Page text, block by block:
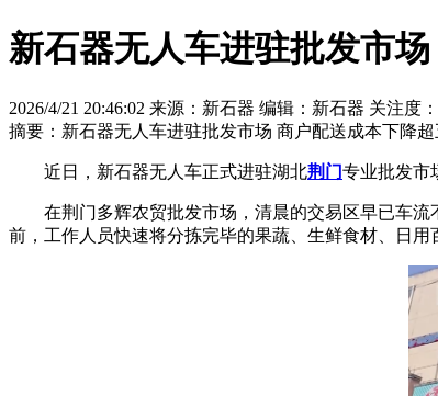
新石器无人车进驻批发市
2026/4/21 20:46:02 来源：新石器 编辑：新石器 关注度：
摘要： 新石器无人车进驻批发市场 商户配送成本下降超
近日，新石器无人车正式进驻湖北荆门专业批发市
在荆门多辉农贸批发市场，清晨的交易区早已车
前，工作人员快速将分拣完毕的果蔬、生鲜食材、日